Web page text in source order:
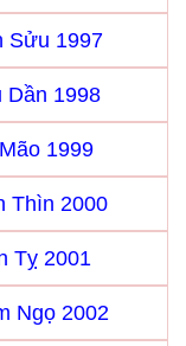
Sửu 1997
Dần 1998
1999
Thìn 2000
Tỵ 2001
Ngọ 2002